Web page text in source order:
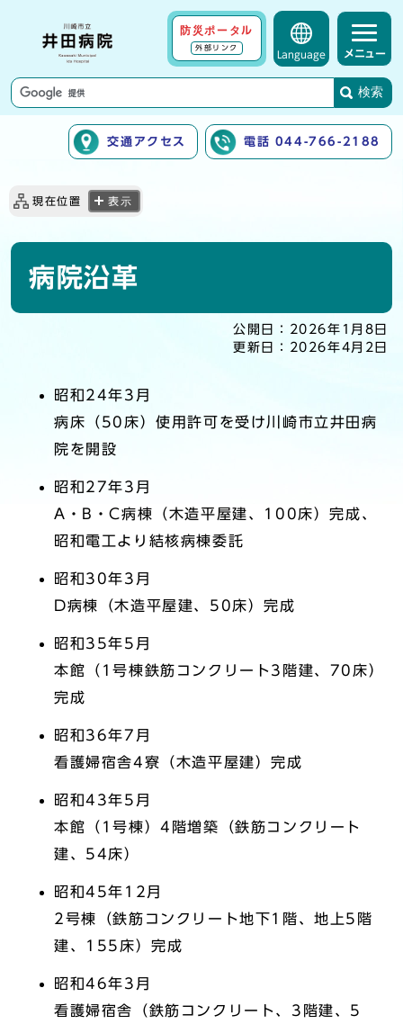
防災ポータル
外部リンク
Language メニュー
検索
交通アクセス 電話 044-766-2188
現在位置 表示
病院沿革
公開日：
2026年1月8日
更新日：
2026年4月2日
昭和24年3月
病床（50床）使用許可を受け川崎市立井田病
院を開設
昭和27年3月
A・B・C病棟（木造平屋建、100床）完成、
昭和電工より結核病棟委託
昭和30年3月
D病棟（木造平屋建、50床）完成
昭和35年5月
本館（1号棟鉄筋コンクリート3階建、70床）
完成
昭和36年7月
看護婦宿舎4寮（木造平屋建）完成
昭和43年5月
本館（1号棟）4階増築（鉄筋コンクリート
建、54床）
昭和45年12月
2号棟（鉄筋コンクリート地下1階、地上5階
建、155床）完成
昭和46年3月
看護婦宿舎（鉄筋コンクリート、3階建、5